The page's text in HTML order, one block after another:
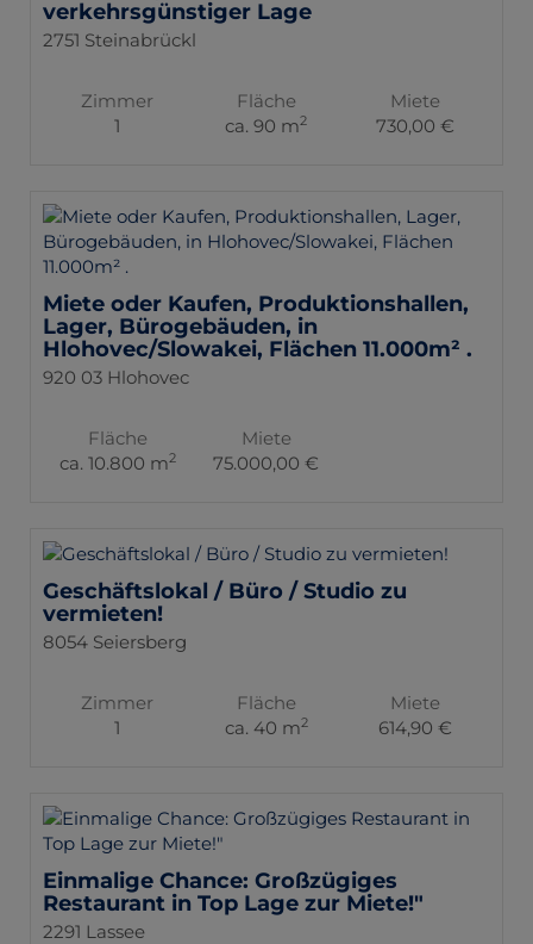
verkehrsgünstiger Lage
2751 Steinabrückl
Zimmer
1
Fläche
ca. 90 m2
Miete
730,00 €
Miete oder Kaufen, Produktionshallen,
Lager, Bürogebäuden, in
Hlohovec/Slowakei, Flächen 11.000m² .
920 03 Hlohovec
Fläche
ca. 10.800 m2
Miete
75.000,00 €
Geschäftslokal / Büro / Studio zu
vermieten!
8054 Seiersberg
Zimmer
1
Fläche
ca. 40 m2
Miete
614,90 €
Einmalige Chance: Großzügiges
Restaurant in Top Lage zur Miete!"
2291 Lassee